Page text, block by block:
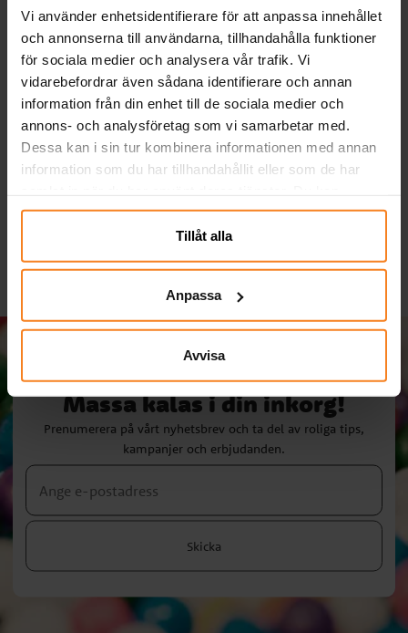
Vi använder enhetsidentifierare för att anpassa innehållet
och annonserna till användarna, tillhandahålla funktioner
för sociala medier och analysera vår trafik. Vi
vidarebefordrar även sådana identifierare och annan
information från din enhet till de sociala medier och
annons- och analysföretag som vi samarbetar med.
Dessa kan i sin tur kombinera informationen med annan
information som du har tillhandahållit eller som de har
närsomhelst ändra ditt samtycke.
Tillåt alla
Anpassa
Avvisa
Kakform T-Rex
Pris : 29,00 kr
29,00 kr
KÖP
Enhörning - Tatueringar
6-pack
Pris: 5,00 kr
5,00 kr
KÖP
Massa kalas i din inkorg!
Prenumerera på vårt nyhetsbrev och ta del av roliga tips,
kampanjer och erbjudanden.
Skicka